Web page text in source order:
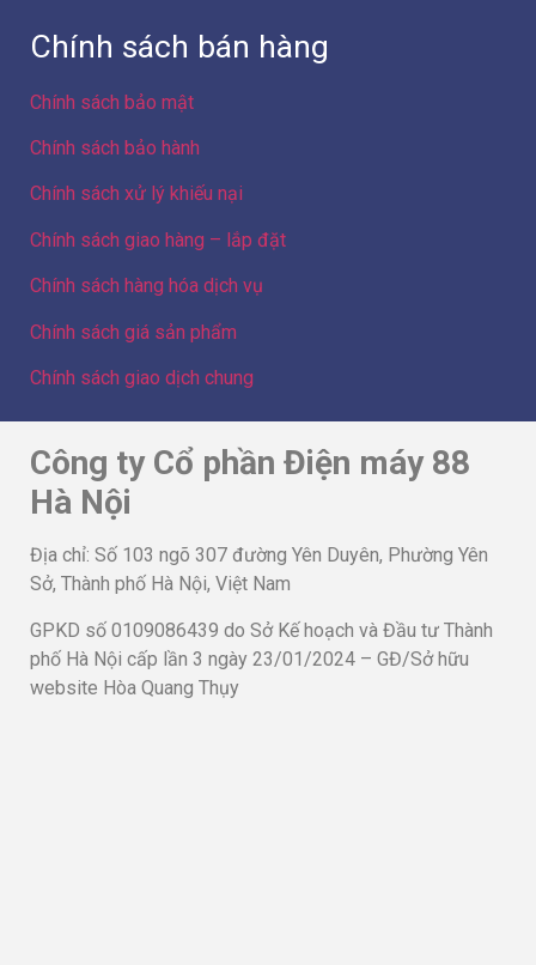
Chính sách bán hàng
Chính sách bảo mật
Chính sách bảo hành
Chính sách xử lý khiếu nại
Chính sách giao hàng – lắp đặt
Chính sách hàng hóa dịch vụ
Chính sách giá sản phẩm
Chính sách giao dịch chung
Công ty Cổ phần Điện máy 88
Hà Nội
Địa chỉ: Số 103 ngõ 307 đường Yên Duyên, Phường Yên
Sở, Thành phố Hà Nội, Việt Nam
GPKD số 0109086439 do Sở Kế hoạch và Đầu tư Thành
phố Hà Nội cấp lần 3 ngày 23/01/2024 – GĐ/Sở hữu
website Hòa Quang Thụy